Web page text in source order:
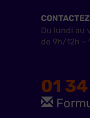
Du lundi au
de 9h/12h -
01